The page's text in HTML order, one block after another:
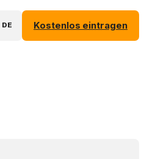
DE Kostenlos eintragen